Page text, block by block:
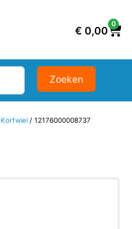
€ 0,00
0
Korfwiel/ 12176000008737